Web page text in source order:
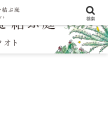
検索